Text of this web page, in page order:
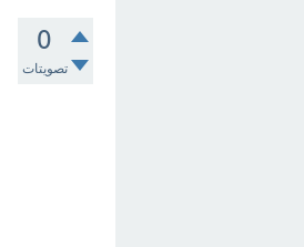
0
تصويتات